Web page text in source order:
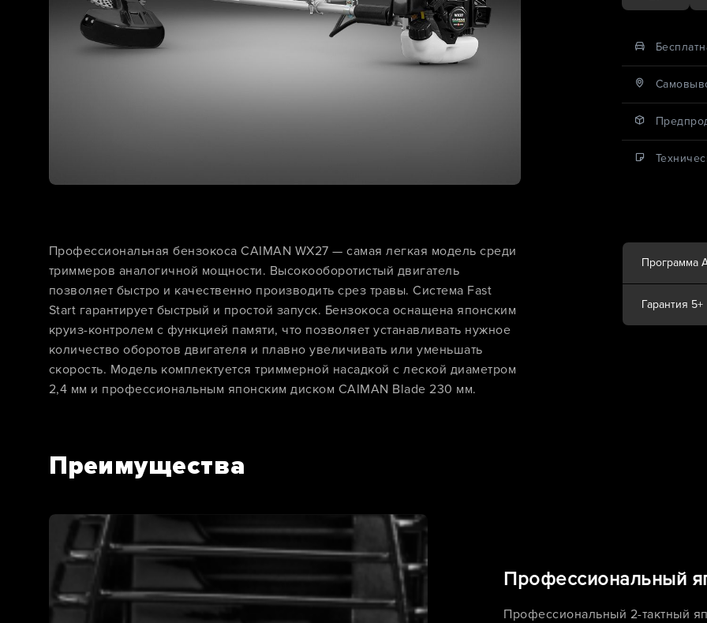
Профессиональная бензокоса CAIMAN WX27 — самая легкая модель среди
триммеров аналогичной мощности. Высокооборотистый двигатель
позволяет быстро и качественно производить срез травы. Система Fast
Start гарантирует быстрый и простой запуск. Бензокоса оснащена японским
круиз-контролем с функцией памяти, что позволяет устанавливать нужное
количество оборотов двигателя и плавно увеличивать или уменьшать
скорость. Модель комплектуется триммерной насадкой с леской диаметром
2,4 мм и профессиональным японским диском CAIMAN Blade 230 мм.
Программа
Гарантия 5+
Преимущества
Профессиональный
Профессиональный 2-тактный